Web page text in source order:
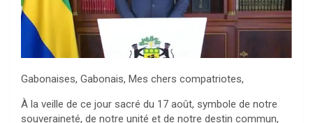
Gabonaises, Gabonais, Mes chers compatriotes,
À la veille de ce jour sacré du 17 août, symbole de notre
souveraineté, de notre unité et de notre destin commun,